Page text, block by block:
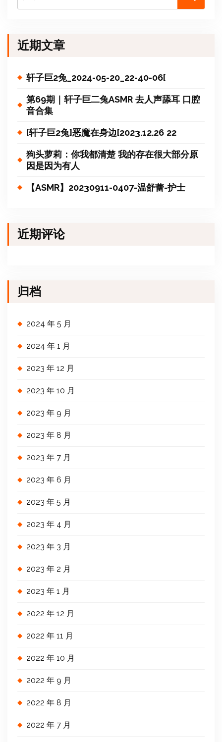
近期文章
轩子巨2兔_2024-05-20_22-40-06[
第69期｜轩子巨二兔ASMR 去人声舔耳 口腔
音合集
[轩子巨2兔]恶魔在身边[2023.12.26 22
狗头萝莉：你我都清楚 我的存在很大部分原
因是因为有人
【ASMR】20230911-0407-温舒蕾-护士
近期评论
归档
2024 年 5 月
2024 年 1 月
2023 年 12 月
2023 年 10 月
2023 年 9 月
2023 年 8 月
2023 年 7 月
2023 年 6 月
2023 年 5 月
2023 年 4 月
2023 年 3 月
2023 年 2 月
2023 年 1 月
2022 年 12 月
2022 年 11 月
2022 年 10 月
2022 年 9 月
2022 年 8 月
2022 年 7 月